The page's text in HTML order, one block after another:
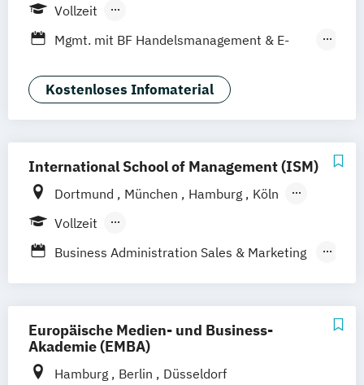
Mannheim
Stuttgart
Vollzeit
Berufsbegleitendes Präsenzstudium
Mgmt. mit BF Handelsmanagement & E-
Social Media Studies Sportmanagement
Kostenloses Infomaterial
International School of Management (ISM)
Dortmund München Hamburg
Köln
Stuttgart
Vollzeit
Berufsbegleitendes Präsenzstudium
Business Administration Sales & Marketing
CRM & Vertrieb (DE/EN)
Marketing & Communications Management
(DE/EN)
Europäische Medien- und Business-
Akademie (EMBA)
Hamburg Berlin
Düsseldorf